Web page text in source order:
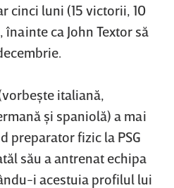
cinci luni (15 victorii, 10
ca John Textor să
italiană,
şi spaniolă) a mai
preparator fizic la PSG
său a antrenat echipa
i acestuia profilul lui